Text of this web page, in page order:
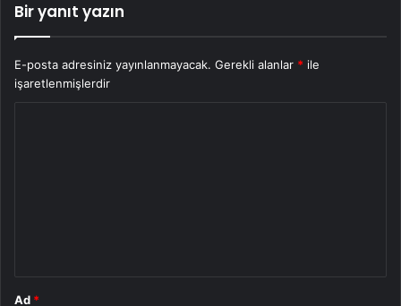
Bir yanıt yazın
E-posta adresiniz yayınlanmayacak. Gerekli alanlar * ile
işaretlenmişlerdir
Ad *